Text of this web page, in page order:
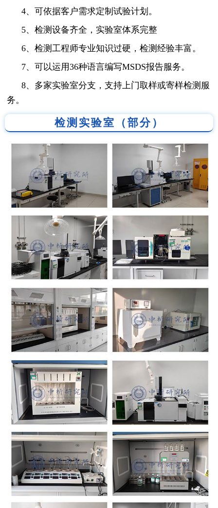
4、可依据客户需求定制试验计划。
5、检测设备齐全，实验室体系完整
6、检测工程师专业知识过硬，检测经验丰富。
7、可以运用36种语言编写MSDS报告服务。
8、多家实验室分支，支持上门取样或寄样检测服
务。
检测实验室（部分）